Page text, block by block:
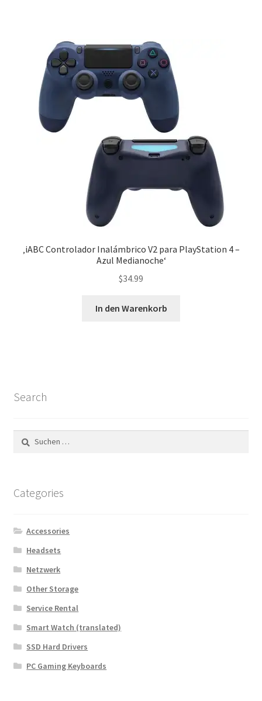
‚iABC Controlador Inalámbrico V2 para PlayStation 4 –
Azul Medianoche‘
$34.99
In den Warenkorb
Search
Suchen
nach:
Categories
Accessories
Headsets
Netzwerk
Other Storage
Service Rental
Smart Watch (translated)
SSD Hard Drivers
PC Gaming Keyboards